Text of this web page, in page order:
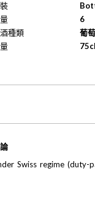
6
種類
葡
75cl
Swiss regime (duty-